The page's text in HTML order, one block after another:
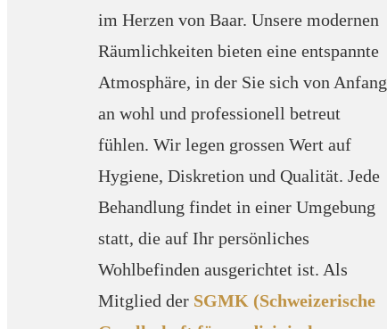
im Herzen von Baar. Unsere modernen
Räumlichkeiten bieten eine entspannte
Atmosphäre, in der Sie sich von Anfang
an wohl und professionell betreut
fühlen. Wir legen grossen Wert auf
Hygiene, Diskretion und Qualität. Jede
Behandlung findet in einer Umgebung
statt, die auf Ihr persönliches
Wohlbefinden ausgerichtet ist. Als
Mitglied der SGMK (Schweizerische